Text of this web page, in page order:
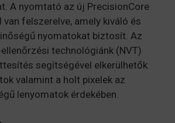
A nyomtató az új PrecisionCore
felszerelve, amely kiváló és
nyomatokat biztosít. Az
technológiánk (NVT)
segítségével elkerülhetők
valamint a holt pixelek az
lenyomatok érdekében.